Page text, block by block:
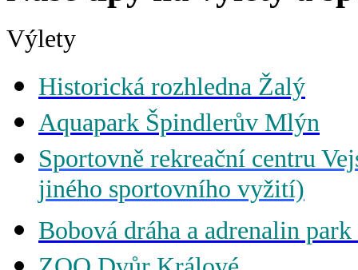
Výlety
Historická rozhledna Žalý
Aquapark Špindlerův Mlýn
Sportovně rekreační centru
jiného sportovního vyžití)
Bobová dráha a adrenalin